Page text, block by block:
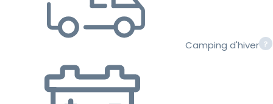
Camping d'hiver